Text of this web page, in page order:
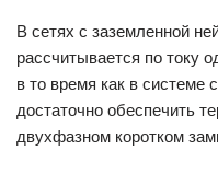
В сетях с заземленной
рассчитывается по току
в то время как в системе
достаточно обеспечить
двухфазном коротком